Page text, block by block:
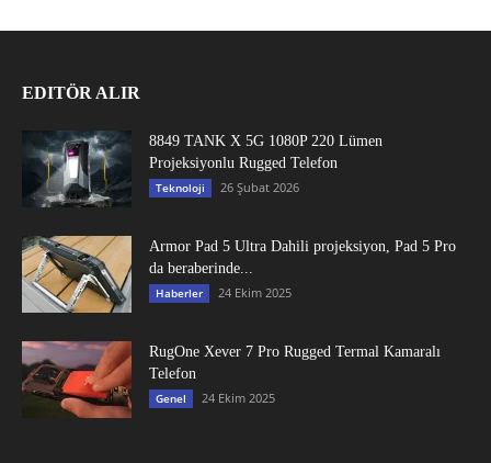
EDITÖR ALIR
8849 TANK X 5G 1080P 220 Lümen
Projeksiyonlu Rugged Telefon
Teknoloji 26 Şubat 2026
Armor Pad 5 Ultra Dahili projeksiyon, Pad 5 Pro
da beraberinde...
Haberler 24 Ekim 2025
RugOne Xever 7 Pro Rugged Termal Kamaralı
Telefon
Genel 24 Ekim 2025